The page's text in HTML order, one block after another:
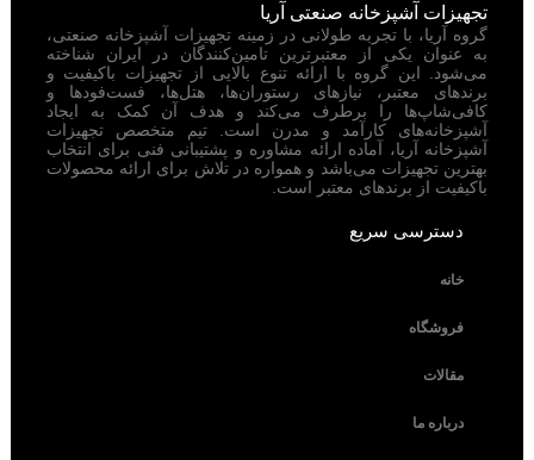
تجهیزات آشپزخانه صنعتی آریا
گروه آریا، با تجربه طولانی در زمینه تجهیزات آشپزخانه صنعتی،
به عنوان یکی از معتبرترین تامین‌کنندگان در ایران شناخته
می‌شود. این گروه با ارائه تنوع بالایی از تجهیزات باکیفیت و
برندهای معتبر، نیازهای رستوران‌ها، هتل‌ها، فست‌فودها و
کافی‌شاپ‌ها را برطرف می‌کند و هدف آن کمک به ایجاد
آشپزخانه‌های کارآمد و مدرن است. تیم متخصص تجهیزات
آشپزخانه آریا، آماده ارائه مشاوره و پشتیبانی فنی برای انتخاب
بهترین تجهیزات می‌باشد و همواره در تلاش برای ارائه محصولات
باکیفیت از برندهای معتبر است.
دسترسی سریع
خانه
فروشگاه
مقالات
درباره ما